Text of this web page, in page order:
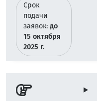
Срок
подачи
заявок:до
15 октября
2025 г.